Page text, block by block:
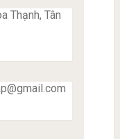
Thạnh, Tân